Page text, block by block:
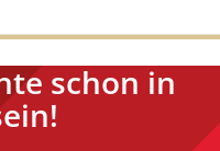
schon in